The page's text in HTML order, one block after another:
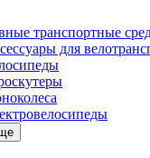
транспортные
для